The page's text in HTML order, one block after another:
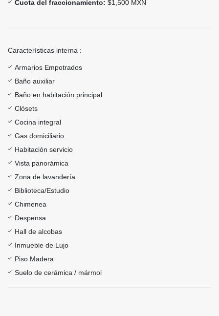
Cuota del fraccionamiento: $1,500 MXN
Características interna :
Armarios Empotrados
Baño auxiliar
Baño en habitación principal
Clósets
Cocina integral
Gas domiciliario
Habitación servicio
Vista panorámica
Zona de lavandería
Biblioteca/Estudio
Chimenea
Despensa
Hall de alcobas
Inmueble de Lujo
Piso Madera
Suelo de cerámica / mármol